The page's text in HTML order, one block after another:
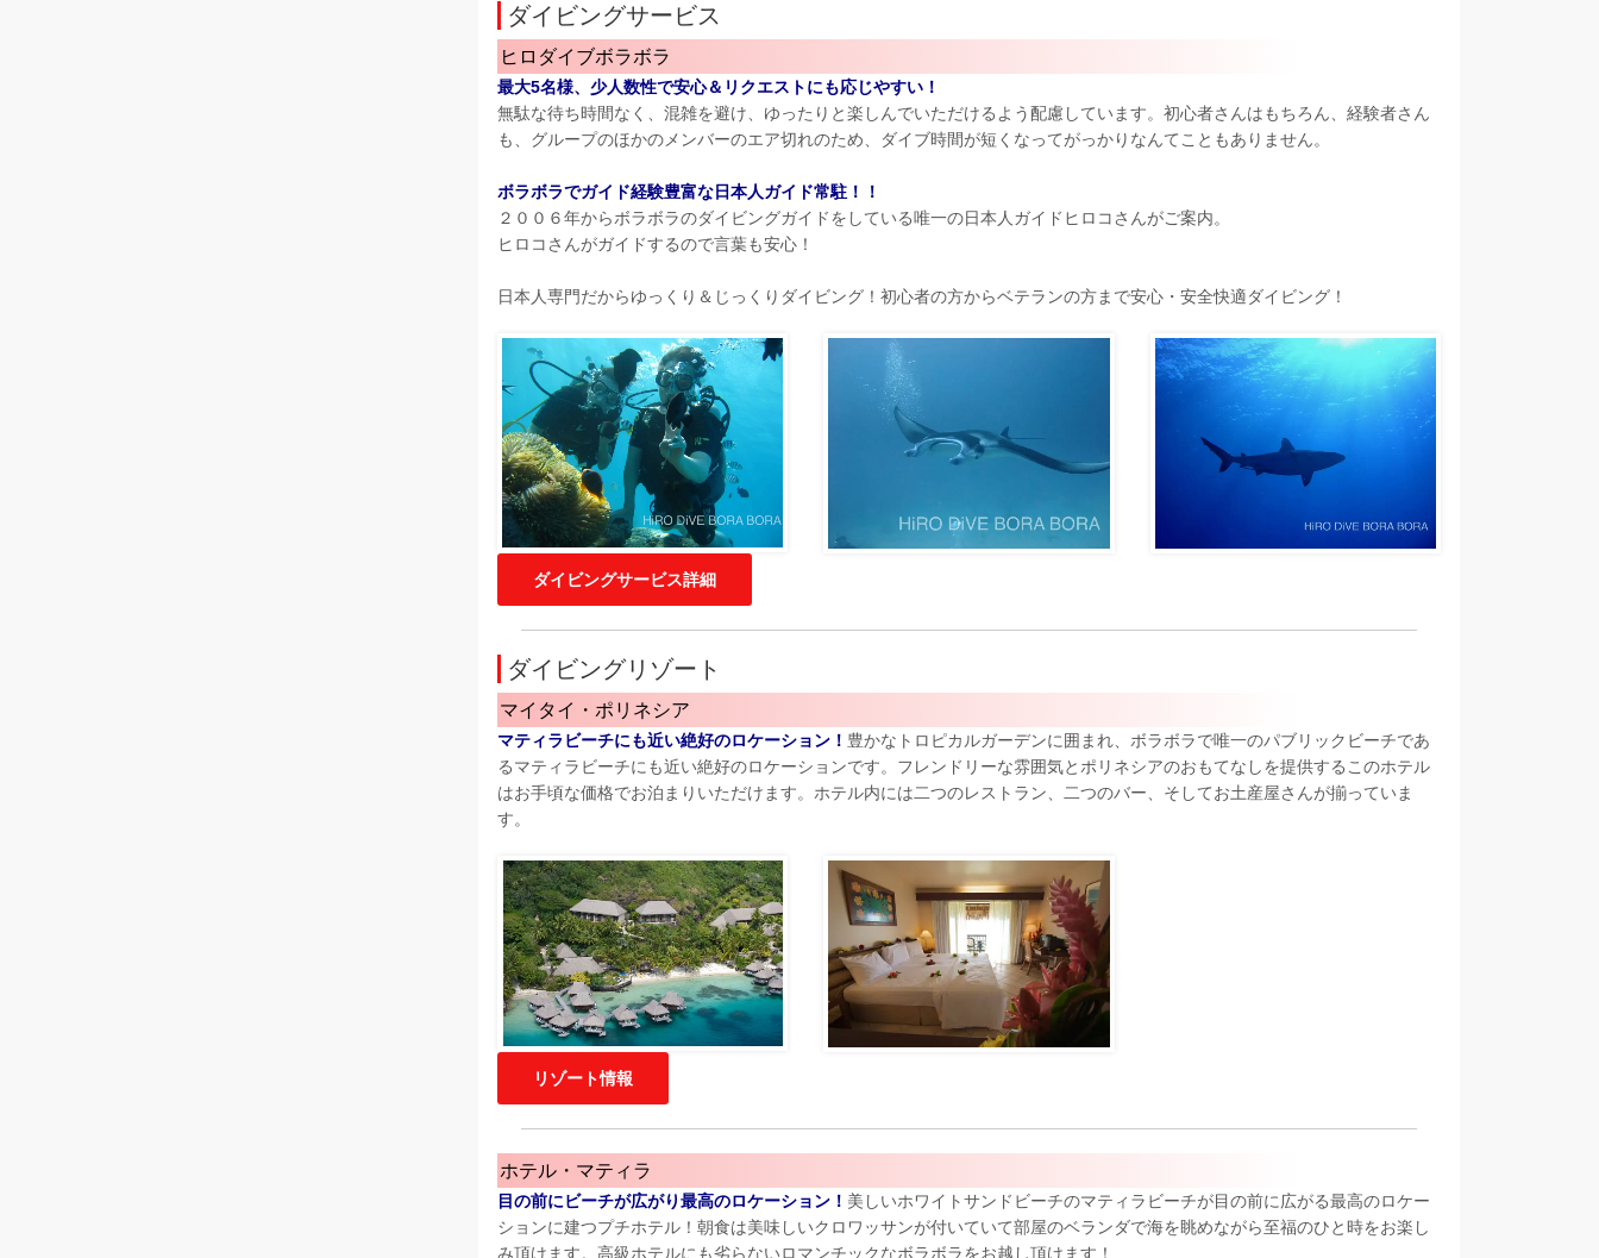
ダイビングサービス
ヒロダイブボラボラ
最大5名様、少人数性で安心＆リクエストにも応じやすい！
無駄な待ち時間なく、混雑を避け、ゆったりと楽しんでいただけるよう配慮しています。初心者さんはもちろん、経験者さん
も、グループのほかのメンバーのエア切れのため、ダイブ時間が短くなってがっかりなんてこともありません。
ボラボラでガイド経験豊富な日本人ガイド常駐！！
２００６年からボラボラのダイビングガイドをしている唯一の日本人ガイドヒロコさんがご案内。
ヒロコさんがガイドするので言葉も安心！
日本人専門だからゆっくり＆じっくりダイビング！初心者の方からベテランの方まで安心・安全快適ダイビング！
ダイビングサービス詳細
ダイビングリゾート
マイタイ・ポリネシア
マティラビーチにも近い絶好のロケーション！ 豊かなトロピカルガーデンに囲まれ、ボラボラで唯一のパブリックビーチであ
るマティラビーチにも近い絶好のロケーションです。フレンドリーな雰囲気とポリネシアのおもてなしを提供するこのホテル
はお手頃な価格でお泊まりいただけます。ホテル内には二つのレストラン、二つのバー、そしてお土産屋さんが揃っていま
す。
リゾート情報
ホテル・マティラ
目の前にビーチが広がり最高のロケーション！ 美しいホワイトサンドビーチのマティラビーチが目の前に広がる最高のロケー
ションに建つプチホテル！朝食は美味しいクロワッサンが付いていて部屋のベランダで海を眺めながら至福のひと時をお楽し
み頂けます。高級ホテルにも劣らないロマンチックなボラボラをお越し頂けます！